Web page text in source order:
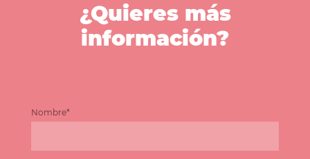
¿Quieres más
información?
Nombre*